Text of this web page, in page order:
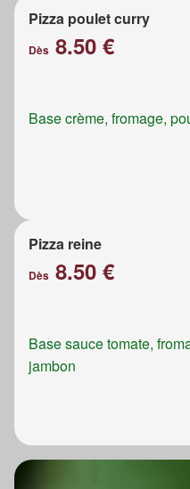
Pizza poulet curry
Dès 8.50 €
Base crème, fromage,
Pizza reine
Dès 8.50 €
Base sauce tomate,
jambon